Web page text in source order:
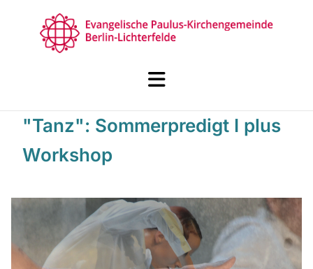
"Tanz": Sommerpredigt I plus
Workshop